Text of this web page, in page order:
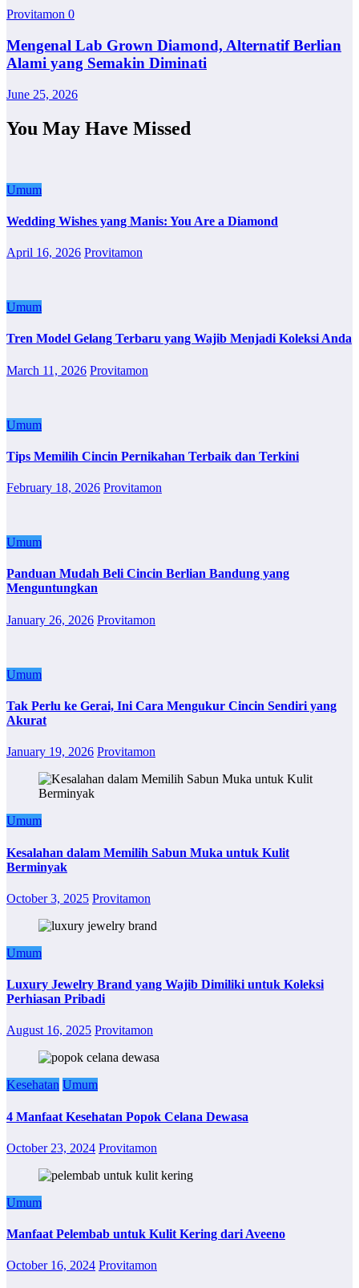
Provitamon 0
Mengenal Lab Grown Diamond, Alternatif Berlian
Alami yang Semakin Diminati
June 25, 2026
You May Have Missed
Umum
Wedding Wishes yang Manis: You Are a Diamond
April 16, 2026 Provitamon
Umum
Tren Model Gelang Terbaru yang Wajib Menjadi Koleksi Anda
March 11, 2026 Provitamon
Umum
Tips Memilih Cincin Pernikahan Terbaik dan Terkini
February 18, 2026 Provitamon
Umum
Panduan Mudah Beli Cincin Berlian Bandung yang
Menguntungkan
January 26, 2026 Provitamon
Umum
Tak Perlu ke Gerai, Ini Cara Mengukur Cincin Sendiri yang
Akurat
January 19, 2026 Provitamon
Umum
Kesalahan dalam Memilih Sabun Muka untuk Kulit
Berminyak
October 3, 2025 Provitamon
Umum
Luxury Jewelry Brand yang Wajib Dimiliki untuk Koleksi
Perhiasan Pribadi
August 16, 2025 Provitamon
Kesehatan Umum
4 Manfaat Kesehatan Popok Celana Dewasa
October 23, 2024 Provitamon
Umum
Manfaat Pelembab untuk Kulit Kering dari Aveeno
October 16, 2024 Provitamon